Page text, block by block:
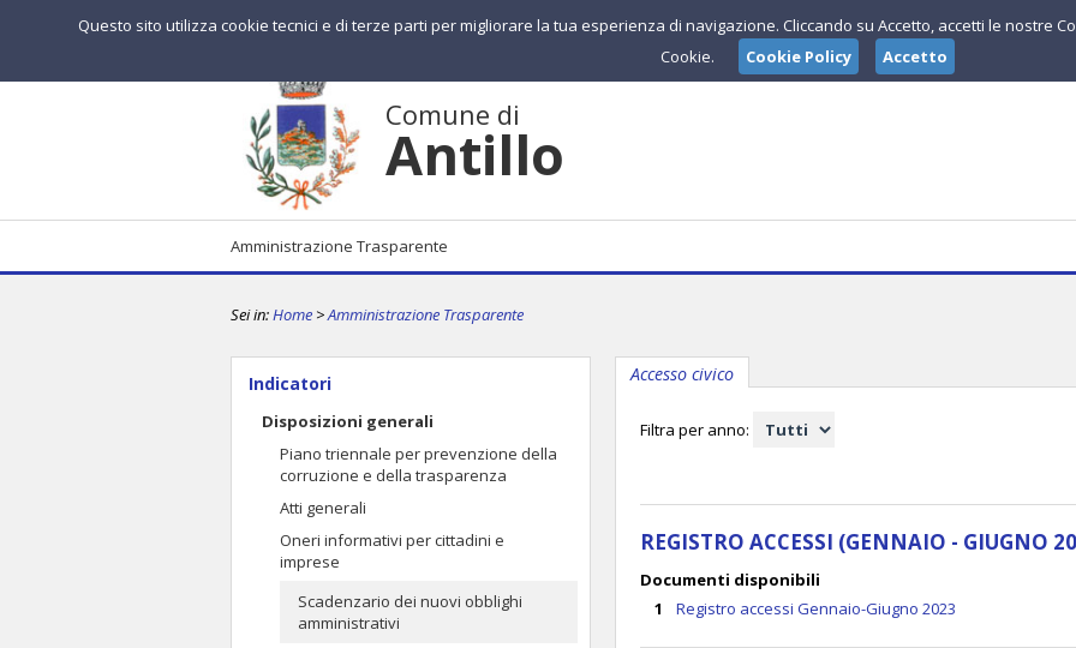
Comune di
Antillo
Amministrazione Trasparente
Sei in:Home >Amministrazione Trasparente
Indicatori
Disposizioni generali
Piano triennale per prevenzione della
corruzione e della trasparenza
Atti generali
Oneri informativi per cittadini e
imprese
Scadenzario dei nuovi obblighi
amministrativi
Accesso civico
Filtra per anno:
REGISTRO ACCESSI (GENNAIO - GIUGNO
Documenti disponibili
Registro accessi Gennaio-Giugno 2023
Questo sito utilizza cookie tecnici e di terze parti per migliorare la tua esperienza di navigazione. Cliccando su Accetto, accetti le nostre
Cookie.
Cookie Policy Accetto